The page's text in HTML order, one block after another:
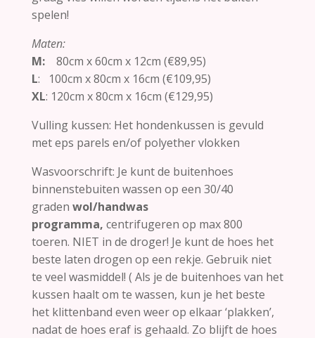
spelen!
Maten:
M:
80cm x 60cm x 12cm (€89,95)
L: 100cm x 80cm x 16cm (€109,95)
XL: 120cm x 80cm x 16cm (€129,95)
Vulling kussen: Het hondenkussen is gevuld
met eps parels en/of polyether vlokken
Wasvoorschrift: Je kunt de buitenhoes
binnenstebuiten wassen op een 30/40
graden wol/handwas
programma, centrifugeren op max 800
toeren. NIET in de droger! Je kunt de hoes het
beste laten drogen op een rekje. Gebruik niet
te veel wasmiddel! ( Als je de buitenhoes van het
kussen haalt om te wassen, kun je het beste
het klittenband even weer op elkaar ‘plakken’,
nadat de hoes eraf is gehaald. Zo blijft de hoes